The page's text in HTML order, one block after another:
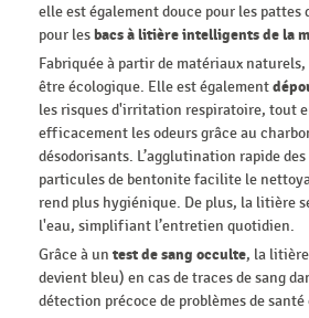
elle est également douce pour les pattes
pour lesbacs à litière intelligents de la
Fabriquée à partir de matériaux
être écologique. Elle est également
les risques d'irritation respiratoire, tout
efficacement les odeurs grâce au
désodorisants. L’agglutination rapide
particules de bentonite facilite le
rend plus hygiénique. De plus, la litière
l'eau, simplifiant l’entretien quotidien.
Grâce à un test de sang occulte, la
devient bleu) en cas de traces de sang
détection précoce de problèmes de